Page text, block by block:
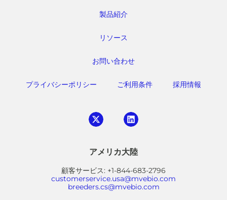
製品紹介
リソース
お問い合わせ
プライバシーポリシー ご利用条件 採用情報
アメリカ大陸
顧客サービス: +1-844-683-2796
customerservice.usa@mvebio.com
breeders.cs@mvebio.com